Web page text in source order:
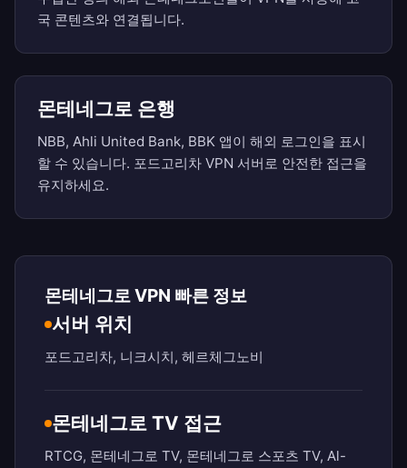
국 콘텐츠와 연결됩니다.
몬테네그로 은행
NBB, Ahli United Bank, BBK 앱이 해외 로그인을 표시
할 수 있습니다. 포드고리차 VPN 서버로 안전한 접근을
유지하세요.
몬테네그로 VPN 빠른 정보
서버 위치
포드고리차, 니크시치, 헤르체그노비
몬테네그로 TV 접근
RTCG, 몬테네그로 TV, 몬테네그로 스포츠 TV, Al-